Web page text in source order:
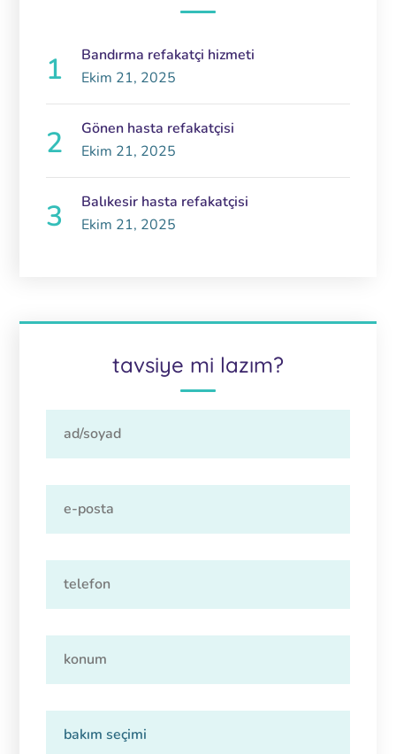
Bandırma refakatçi hizmeti
Ekim 21, 2025
Gönen hasta refakatçisi
Ekim 21, 2025
Balıkesir hasta refakatçisi
Ekim 21, 2025
tavsiye mi lazım?